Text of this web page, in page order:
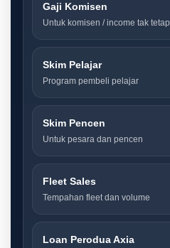
Gaji Komisen
Untuk komisen / income tak tetap
Skim Pelajar
Program pembeli pelajar
Skim Pencen
Untuk pesara dan pencen
Fleet Sales
Tempahan fleet dan volume
Loan Perodua Axia